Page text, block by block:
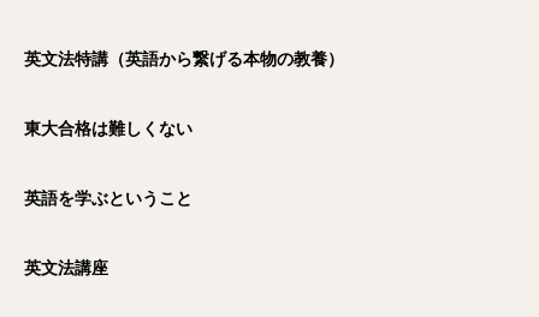
英文法特講（英語から繋げる本物の教養）
東大合格は難しくない
英語を学ぶということ
英文法講座